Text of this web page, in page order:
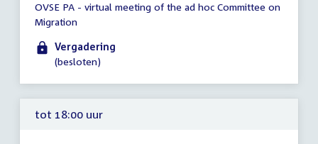
vergadering
16:30
18:00
OVSE PA - virtual meeting of the ad hoc Committee on
Migration
Vergadering
(besloten)
tot 18:00 uur